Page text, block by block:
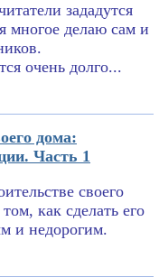
зададутся
многое делаю сам и
очень долго...
дома:
Часть 1
своего
как сделать его
и недорогим.